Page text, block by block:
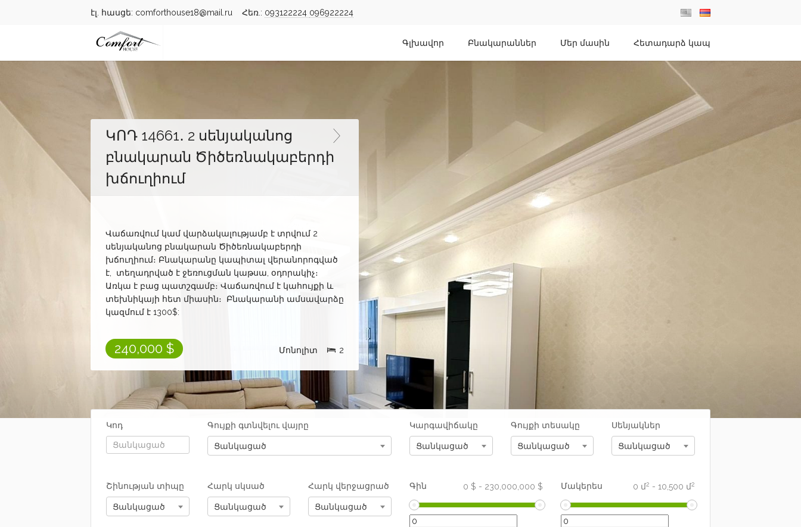
էլ. հասցե: comforthouse18@mail.ru Հեռ.: 093122224 096922224
Գլխավոր Բնակարաններ Մեր մասին Հետադարձ կապ
ԿՈԴ 14661․ 2 սենյականոց
բնակարան Ծիծեռնակաբերդի
խճուղիում
Վաճառվում կամ վարձակալությամբ է տրվում 2
սենյականոց բնակարան Ծիծեռնակաբերդի
խճուղիում։ Բնակարանը կապիտալ վերանորոգված
է, տեղադրված է ջեռուցման կաթսա, օդորակիչ։
Առկա է բաց պատշգամբ։ Վաճառվում է կահույքի և
տեխնիկայի հետ միասին։ Բնակարանի ամսավարձը
կազմում է 1300$:
Մոնոլիտ 2
240,000 $
Կոդ Գույքի գտնվելու վայրը
Ցանկացած
Կարգավիճակը
Ցանկացած
Գույքի տեսակը
Ցանկացած
Սենյակներ
Ցանկացած
Շինության տիպը
Ցանկացած
Հարկ սկսած
Ցանկացած
Հարկ վերջացրած
Ցանկացած
Գին 0 $ - 230,000,000 $ Մակերես 0 մ2 - 10,500 մ2